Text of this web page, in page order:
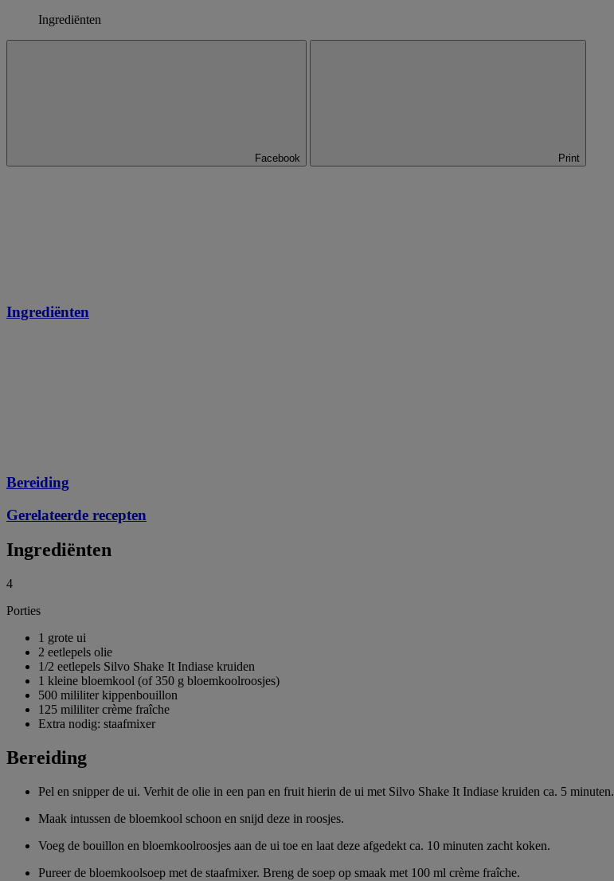
Ingrediënten
Facebook Print
Ingrediënten
Bereiding
Gerelateerde recepten
Ingrediënten
4
Porties
1 grote ui
2 eetlepels olie
1/2 eetlepels Silvo Shake It Indiase kruiden
1 kleine bloemkool (of 350 g bloemkoolroosjes)
500 mililiter kippenbouillon
125 mililiter crème fraîche
Extra nodig: staafmixer
Bereiding
Pel en snipper de ui. Verhit de olie in een pan en fruit hierin de ui met Silvo Shake It Indiase kruiden ca. 5 minuten.
Maak intussen de bloemkool schoon en snijd deze in roosjes.
Voeg de bouillon en bloemkoolroosjes aan de ui toe en laat deze afgedekt ca. 10 minuten zacht koken.
Pureer de bloemkoolsoep met de staafmixer. Breng de soep op smaak met 100 ml crème fraîche.